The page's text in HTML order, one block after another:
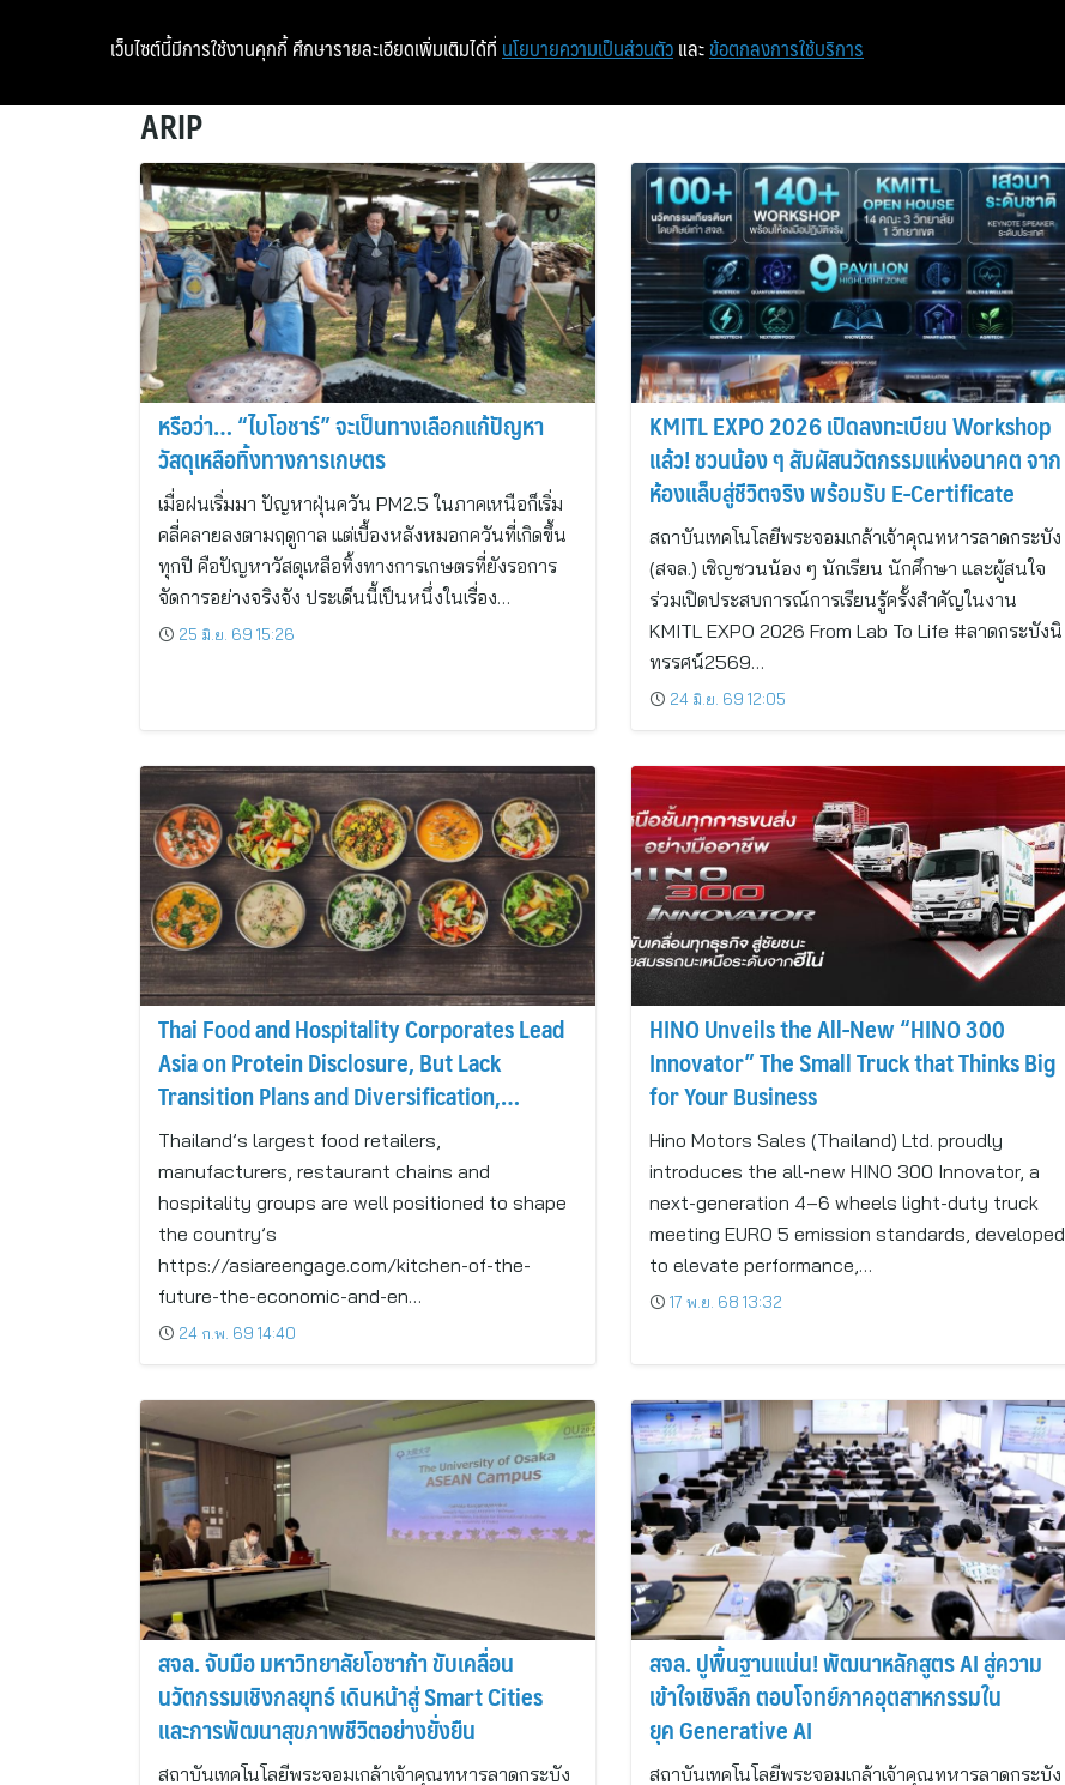
หน้าแรก ท่องเที่ยว
ARIP
หรือว่า… “ไบโอชาร์” จะเป็นทางเลือกแก้ปัญหา
วัสดุเหลือทิ้งทางการเกษตร
เมื่อฝนเริ่มมา ปัญหาฝุ่นควัน PM2.5 ในภาคเหนือก็เริ่ม
คลี่คลายลงตามฤดูกาล แต่เบื้องหลังหมอกควันที่เกิดขึ้น
ทุกปี คือปัญหาวัสดุเหลือทิ้งทางการเกษตรที่ยังรอการ
จัดการอย่างจริงจัง ประเด็นนี้เป็นหนึ่งในเรื่อง…
25 มิ.ย. 69 15:26
KMITL EXPO 2026 เปิดลงทะเบียน Workshop
แล้ว! ชวนน้อง ๆ สัมผัสนวัตกรรมแห่งอนาคต จาก
ห้องแล็บสู่ชีวิตจริง พร้อมรับ E-Certificate
สถาบันเทคโนโลยีพระจอมเกล้าเจ้าคุณทหารลาดกระบัง
(สจล.) เชิญชวนน้อง ๆ นักเรียน นักศึกษา และผู้สนใจ
ร่วมเปิดประสบการณ์การเรียนรู้ครั้งสำคัญในงาน
KMITL EXPO 2026 From Lab To Life #ลาดกระบังนิ
ทรรศน์2569…
24 มิ.ย. 69 12:05
Thai Food and Hospitality Corporates Lead
Asia on Protein Disclosure, But Lack
Transition Plans and Diversification,
APB100 Finds
Thailand’s largest food retailers,
manufacturers, restaurant chains and
hospitality groups are well positioned to shape
the country’s
https://asiareengage.com/kitchen-of-the-
future-the-economic-and-en…
24 ก.พ. 69 14:40
HINO Unveils the All-New “HINO 300
Innovator” The Small Truck that Thinks Big
for Your Business
Hino Motors Sales (Thailand) Ltd. proudly
introduces the all-new HINO 300 Innovator, a
next-generation 4–6 wheels light-duty truck
meeting EURO 5 emission standards, developed
to elevate performance,…
17 พ.ย. 68 13:32
สจล. จับมือ มหาวิทยาลัยโอซาก้า ขับเคลื่อน
นวัตกรรมเชิงกลยุทธ์ เดินหน้าสู่ Smart Cities​
และการพัฒนาสุขภาพชีวิตอย่างยั่งยืน
สถาบันเทคโนโลยีพระจอมเกล้าเจ้าคุณทหารลาดกระบัง
สจล. ปูพื้นฐานแน่น! พัฒนาหลักสูตร AI สู่ความ
เข้าใจเชิงลึก ตอบโจทย์ภาคอุตสาหกรรมใน
ยุค Generative AI
สถาบันเทคโนโลยีพระจอมเกล้าเจ้าคุณทหารลาดกระบัง
เว็บไซต์นี้มีการใช้งานคุกกี้ ศึกษารายละเอียดเพิ่มเติมได้ที่ นโยบายความเป็นส่วนตัว และ ข้อตกลงการใช้บริการ